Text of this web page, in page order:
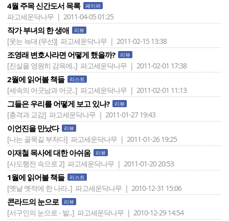
4월 주목 신간도서 목록 페이퍼
파고세운닥나무 | 2011-04-05 01:25
작가 부녀의 한 생애 리뷰
[웃는 늑대 (무선)] 파고세운닥나무 | 2011-02-15 13:38
조영래 변호사라면 어떻게 했을까? 리뷰
[진실을 영원히 감옥에..] 파고세운닥나무 | 2011-02-01 17:38
2월에 읽어볼 책들 리스트
[세속의 어긋남과 어긋..] 파고세운닥나무 | 2011-02-01 11:13
그들은 우리를 어떻게 보고 있나? 리뷰
[충격과 교감] 파고세운닥나무 | 2011-01-27 19:43
이언진을 만났다 리뷰
[나는 골목길 부처다] 파고세운닥나무 | 2011-01-26 19:25
이재철 목사에 대한 아쉬움 리뷰
[사도행전 속으로 2] 파고세운닥나무 | 2011-01-20 20:53
1월에 읽어볼 책들 리스트
[옛날 옛적에 한 나라..] 파고세운닥나무 | 2010-12-31 15:06
콘라드의 눈으로 리뷰
[서구인의 눈으로 - 발..] 파고세운닥나무 | 2010-12-29 14:54